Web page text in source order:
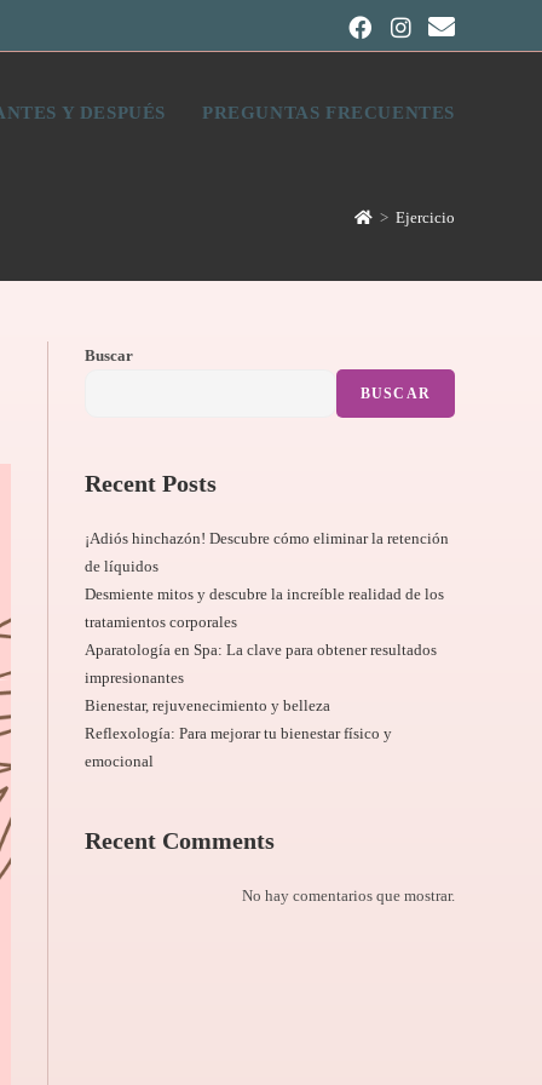
Y DESPUÉS PREGUNTAS FRECUENTES
> Ejercicio
Buscar
BUSCAR
Recent Posts
¡Adiós hinchazón! Descubre cómo eliminar la retención
de líquidos
Desmiente mitos y descubre la increíble realidad de los
tratamientos corporales
Aparatología en Spa: La clave para obtener resultados
impresionantes
Bienestar, rejuvenecimiento y belleza
Reflexología: Para mejorar tu bienestar físico y
emocional
Recent Comments
No hay comentarios que mostrar.